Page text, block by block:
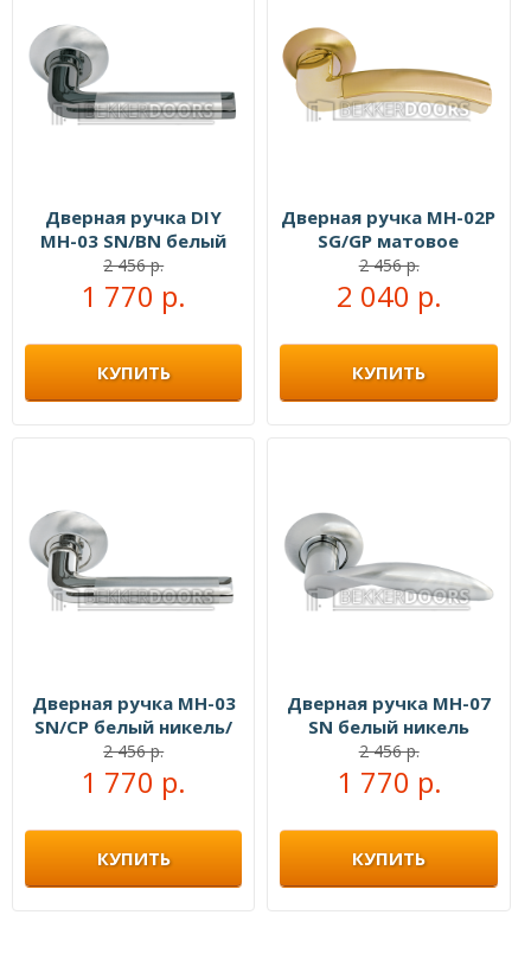
Дверная ручка DIY
MH-03 SN/BN белый
никель/черный никель
2 456 р.
1 770 р.
КУПИТЬ
Дверная ручка MH-02P
SG/GP матовое
золото/золото
2 456 р.
2 040 р.
КУПИТЬ
Дверная ручка MH-03
SN/CP белый никель/
полированный хром
2 456 р.
1 770 р.
КУПИТЬ
Дверная ручка MH-07
SN белый никель
2 456 р.
1 770 р.
КУПИТЬ